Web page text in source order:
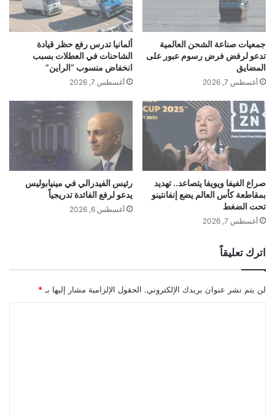
نشر لأول مرة على:
تاريخ النشر: 2026-01-16 03:46:00
الكاتب: ahmadsh
تنويه من موقعنا
تم جلب هذا المحتوى بشكل آلي من المصدر:
yalebnan.org
بتاريخ:2026-01-16 03:46:00
الآراء والمعلومات الواردة في هذا المقال لا تعبر بالضرورة عن
رأي موقعنا والمسؤولية الكاملة تقع على عاتق المصدر
الأصلي.
ملاحظة: قد يتم استخدام الترجمة الآلية في بعض الأحيان لتوفير
هذا المحتوى.
ي
ع
ل
ى
h
a
t
s
ف
ي
إ
ا
ل
ا
م
ف
ا
ض
ا
ت
ا
م
ج
ب
ي
د
م
ش
ق
جمعيات صناعة الشحن العالمية
تدعو لرفض فرض رسوم عبور على
المضايق
أغسطس 7, 2026
ألمانيا تدرس رفع حظر قيادة
الشاحنات في العطلات بسبب
انخفاض منسوب “الراين”
أغسطس 7, 2026
صراع الفيفا ويويفا يتصاعد.. تهديد
بمقاطعة كأس العالم يضع إنفانتينو
تحت الضغط
أغسطس 7, 2026
رئيس الفيدرالي في مينيابوليس
يدعو لرفع الفائدة تدريجياً
أغسطس 6, 2026
اترك تعليقاً
لن يتم نشر عنوان بريدك الإلكتروني. الحقول الإلزامية مشار إليها بـ *